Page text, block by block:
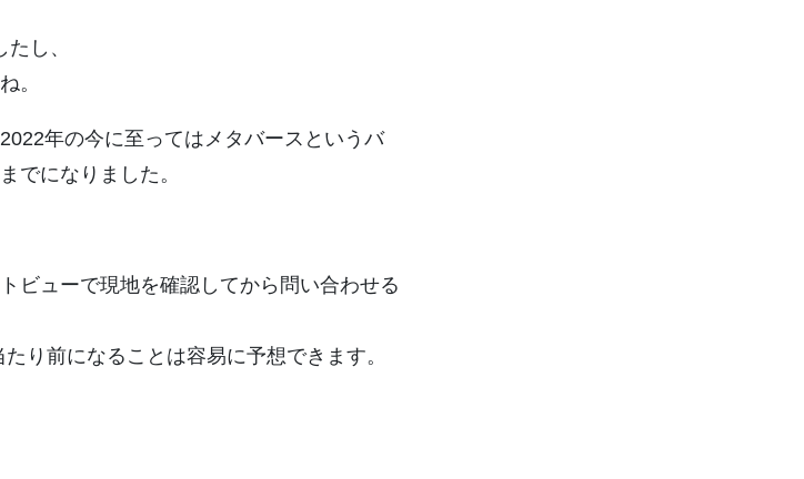
し、
。
年の今に至ってはメタバースというバ
でになりました。
ビューで現地を確認してから問い合わせる
り前になることは容易に予想できます。